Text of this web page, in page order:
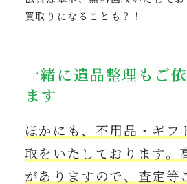
買取りになることも？！
一緒に遺品整理もご
ます
ほかにも、不用品・ギフ
取をいたしております。
がありますので、査定等